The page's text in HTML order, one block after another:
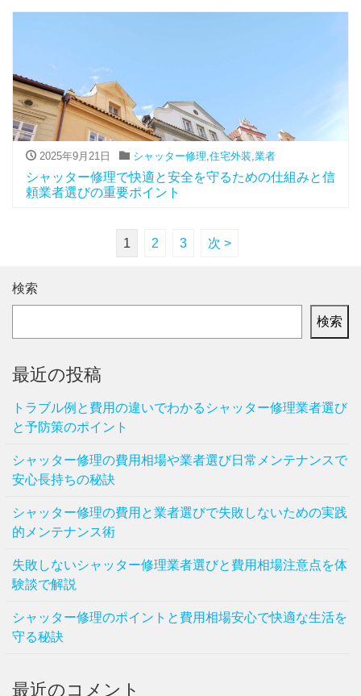
2025年9月21日 シャッター修理,住宅外装,業者
シャッター修理で快適と安全を守るための仕組みと信
頼業者選びの重要ポイント
1 2 3 次 >
検索
検索
最近の投稿
トラブル例と費用の違いでわかるシャッター修理業者選び
と予防策のポイント
シャッター修理の費用相場や業者選び日常メンテナンスで
安心長持ちの秘訣
シャッター修理の費用と業者選びで失敗しないための実践
的メンテナンス術
失敗しないシャッター修理業者選びと費用相場注意点を体
験談で解説
シャッター修理のポイントと費用相場安心で快適な生活を
守る秘訣
最近のコメント